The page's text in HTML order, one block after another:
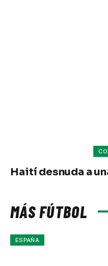
Haití desnuda a
MÁS FÚTBOL
ESPAÑA